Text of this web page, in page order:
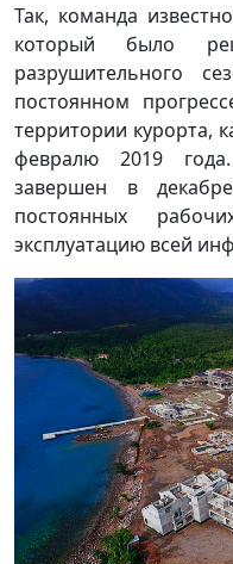
Так, команда
который было
разрушительного
постоянном
территории курорта,
февралю 2019
завершен в
постоянных
эксплуатацию всей